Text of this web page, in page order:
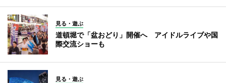
見る・遊ぶ
道頓堀で「盆おどり」開催へ アイドルライブや国
際交流ショーも
見る・遊ぶ